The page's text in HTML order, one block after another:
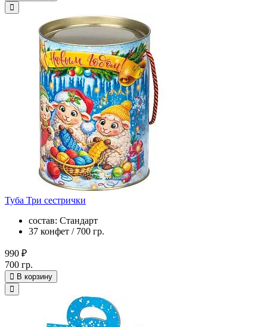
Туба Три сестрички
состав: Стандарт
37 конфет / 700 гр.
990 ₽
700 гр.
В корзину